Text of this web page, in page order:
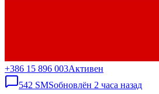
+386 15 896 003Активен
542 SMSобновлён 2 часа назад